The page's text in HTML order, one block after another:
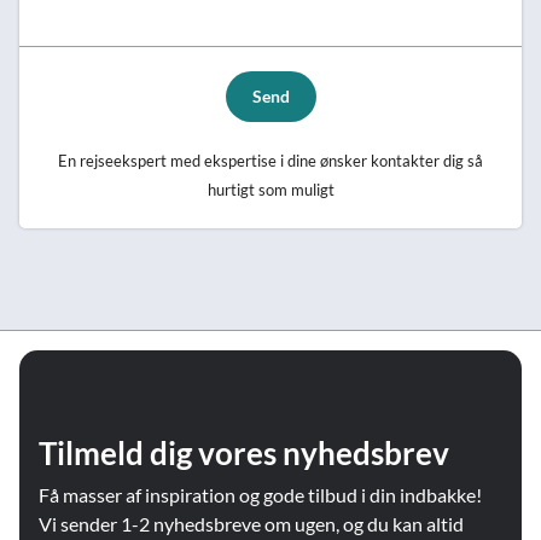
Send
En rejseekspert med ekspertise i dine ønsker kontakter dig så
hurtigt som muligt
Tilmeld dig vores nyhedsbrev
Få masser af inspiration og gode tilbud i din indbakke!
Vi sender 1-2 nyhedsbreve om ugen, og du kan altid